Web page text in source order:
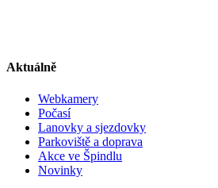
Aktuálně
Webkamery
Počasí
Lanovky a sjezdovky
Parkoviště a doprava
Akce ve Špindlu
Novinky